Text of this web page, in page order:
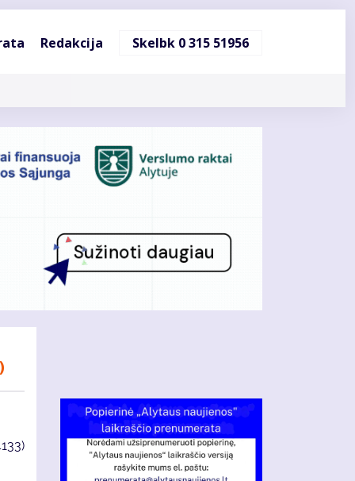
Redakcija Skelbk 0 315 51956